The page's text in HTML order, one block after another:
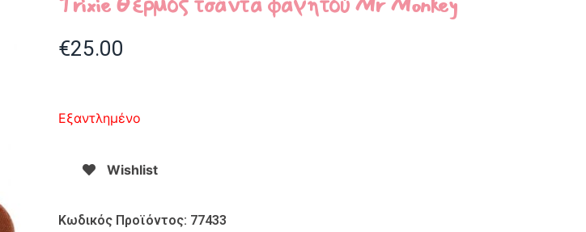
€25.00
Εξαντλημένο
Wishlist
Κωδικός Προϊόντος: 77433